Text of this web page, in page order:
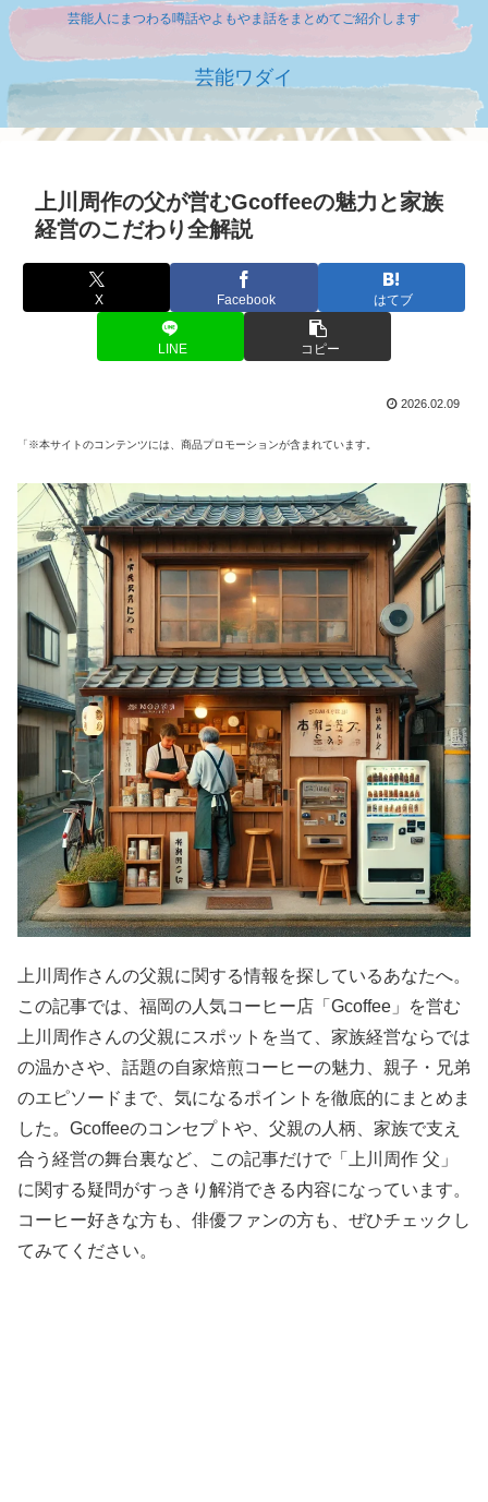
芸能人にまつわる噂話やよもやま話をまとめてご紹介します
芸能ワダイ
上川周作の父が営むGcoffeeの魅力と家族
経営のこだわり全解説
X Facebook はてブ
LINE コピー
2026.02.09
「※本サイトのコンテンツには、商品プロモーションが含まれています。
上川周作さんの父親に関する情報を探しているあなたへ。
この記事では、福岡の人気コーヒー店「Gcoffee」を営む
上川周作さんの父親にスポットを当て、家族経営ならでは
の温かさや、話題の自家焙煎コーヒーの魅力、親子・兄弟
のエピソードまで、気になるポイントを徹底的にまとめま
した。Gcoffeeのコンセプトや、父親の人柄、家族で支え
合う経営の舞台裏など、この記事だけで「上川周作 父」
に関する疑問がすっきり解消できる内容になっています。
コーヒー好きな方も、俳優ファンの方も、ぜひチェックし
てみてください。